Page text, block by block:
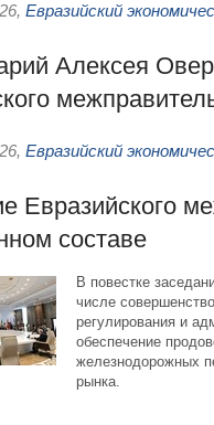
, Евразийский
Алексея
, Евразийский
Евразийского
составе
В повестке
числе
регулирования и
обеспечение
железнодорожных
рынка.